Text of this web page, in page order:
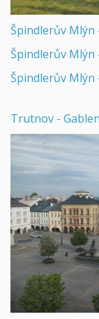
Špindlerův Mlýn
Špindlerův Mlýn
Špindlerův
Trutnov -